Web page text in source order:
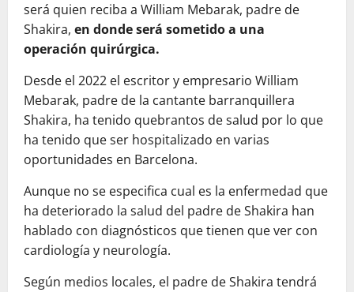
será quien reciba a William Mebarak, padre de
Shakira, en donde será sometido a una
operación quirúrgica.
Desde el 2022 el escritor y empresario William
Mebarak, padre de la cantante barranquillera
Shakira, ha tenido quebrantos de salud por lo que
ha tenido que ser hospitalizado en varias
oportunidades en Barcelona.
Aunque no se especifica cual es la enfermedad que
ha deteriorado la salud del padre de Shakira han
hablado con diagnósticos que tienen que ver con
cardiología y neurología.
Según medios locales, el padre de Shakira tendrá